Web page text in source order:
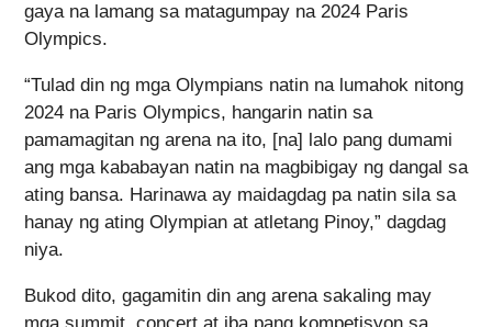
gaya na lamang sa matagumpay na 2024 Paris
Olympics.
“Tulad din ng mga Olympians natin na lumahok nitong
2024 na Paris Olympics, hangarin natin sa
pamamagitan ng arena na ito, [na] lalo pang dumami
ang mga kababayan natin na magbibigay ng dangal sa
ating bansa. Harinawa ay maidagdag pa natin sila sa
hanay ng ating Olympian at atletang Pinoy,” dagdag
niya.
Bukod dito, gagamitin din ang arena sakaling may